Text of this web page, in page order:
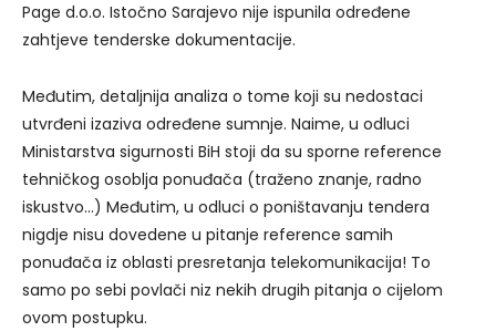
Page d.o.o. Istočno Sarajevo nije ispunila određene
zahtjeve tenderske dokumentacije.
Međutim, detaljnija analiza o tome koji su nedostaci
utvrđeni izaziva određene sumnje. Naime, u odluci
Ministarstva sigurnosti BiH stoji da su sporne reference
tehničkog osoblja ponuđača (traženo znanje, radno
iskustvo…) Međutim, u odluci o poništavanju tendera
nigdje nisu dovedene u pitanje reference samih
ponuđača iz oblasti presretanja telekomunikacija! To
samo po sebi povlači niz nekih drugih pitanja o cijelom
ovom postupku.